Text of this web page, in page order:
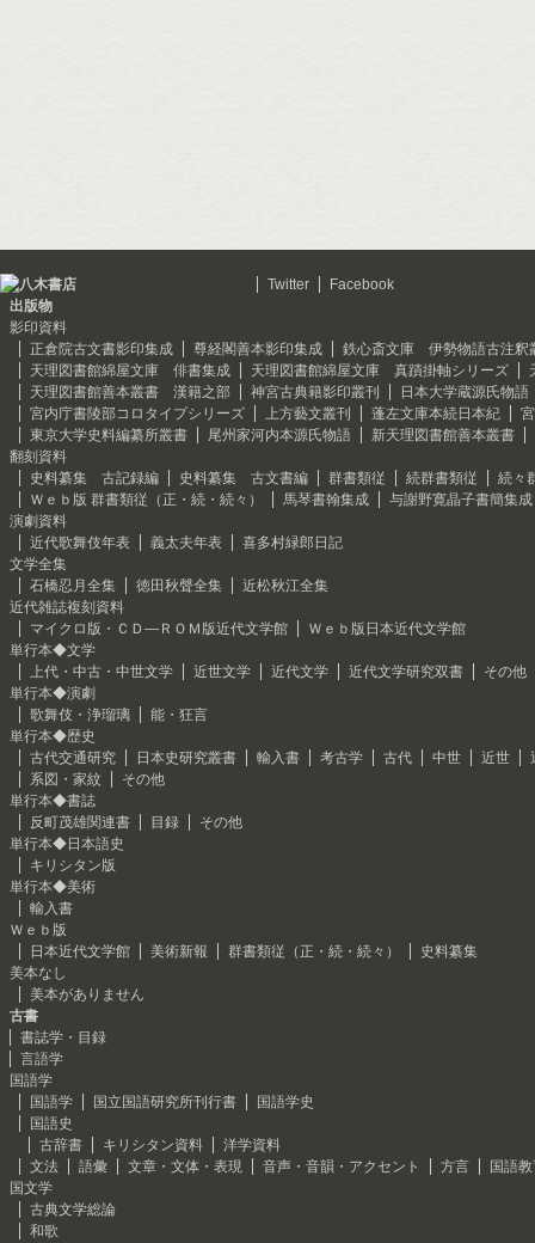
Twitter
Facebook
出版物
影印資料
正倉院古文書影印集成
尊経閣善本影印集成
鉄心斎文庫 伊勢物語古注釈
天理図書館綿屋文庫 俳書集成
天理図書館綿屋文庫 真蹟掛軸シリーズ
天理図書館善本叢書 漢籍之部
神宮古典籍影印叢刊
日本大学蔵源氏物語
宮内庁書陵部コロタイプシリーズ
上方藝文叢刊 蓬左文庫本続日本紀
東京大学史料編纂所叢書
尾州家河内本源氏物語
新天理図書館善本叢書
翻刻資料
史料纂集 古記録編
史料纂集 古文書編 群書類従 続群書類従
続々
Ｗｅｂ版 群書類従（正・続・続々）
馬琴書翰集成
与謝野寛晶子書簡集成
演劇資料
近代歌舞伎年表
義太夫年表
喜多村緑郎日記
文学全集
石橋忍月全集
徳田秋聲全集
近松秋江全集
近代雑誌複刻資料
マイクロ版・ＣＤ―ＲＯＭ版近代文学館
Ｗｅｂ版日本近代文学館
単行本◆文学
上代・中古・中世文学
近世文学 近代文学 近代文学研究双書
その他
単行本◆演劇
歌舞伎・浄瑠璃
能・狂言
単行本◆歴史
古代交通研究
日本史研究叢書 輸入書 考古学 古代 中世 近世
系図・家紋
その他
単行本◆書誌
反町茂雄関連書
目録
その他
単行本◆日本語史
キリシタン版
単行本◆美術
輸入書
Ｗｅｂ版
日本近代文学館
美術新報 群書類従（正・続・続々）
史料纂集
美本なし
美本がありません
古書
書誌学・目録
言語学
国語学
国語学
国立国語研究所刊行書
国語学史
国語史
古辞書
キリシタン資料
洋学資料
文法
語彙 文章・文体・表現 音声・音韻・アクセント 方言
国語
国文学
古典文学総論
和歌